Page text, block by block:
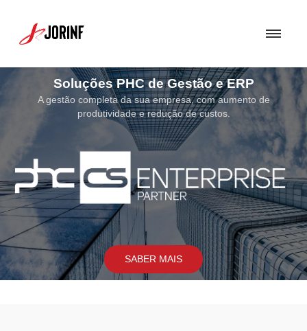
Soluções de Segurança
Uma Solução de Segurança bem concebida torna-se fundamental para
assegurar a proteção dos sistemas e soluções por nós
SABER MAIS